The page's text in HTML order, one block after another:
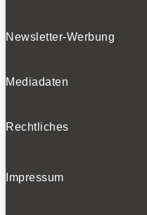
Newsletter-Werbung
Mediadaten
Rechtliches
Impressum